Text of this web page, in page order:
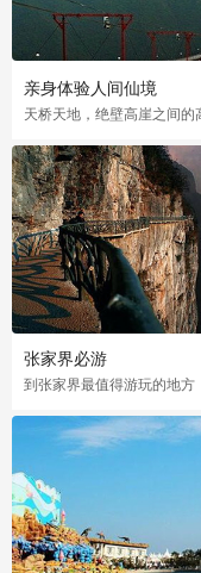
亲身体验人间仙境
张家界必游
到张家界最值得游玩的地方